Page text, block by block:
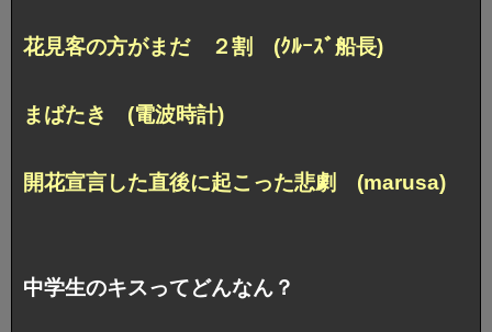
花見客の方がまだ ２割 (ｸﾙｰｽﾞ船長)
まばたき (電波時計)
開花宣言した直後に起こった悲劇 (marusa)
中学生のキスってどんなん？